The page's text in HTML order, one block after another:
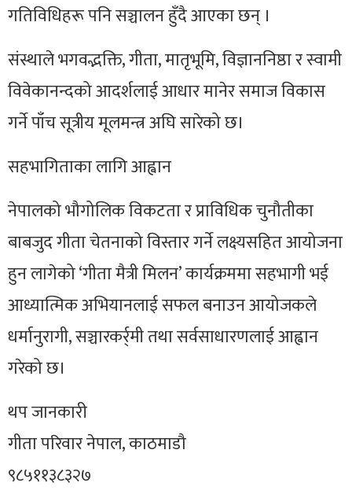
गतिविधिहरू पनि सञ्चालन हुँदै आएका छन् ।
संस्थाले भगवद्भक्ति, गीता, मातृभूमि, विज्ञाननिष्ठा र स्वामी
विवेकानन्दको आदर्शलाई आधार मानेर समाज विकास
गर्ने पाँच सूत्रीय मूलमन्त्र अघि सारेको छ।
सहभागिताका लागि आह्वान
नेपालको भौगोलिक विकटता र प्राविधिक चुनौतीका
बाबजुद गीता चेतनाको विस्तार गर्ने लक्ष्यसहित आयोजना
हुन लागेको ‘गीता मैत्री मिलन’ कार्यक्रममा सहभागी भई
आध्यात्मिक अभियानलाई सफल बनाउन आयोजकले
धर्मानुरागी, सञ्चारकर्र्मी तथा सर्वसाधारणलाई आह्वान
गरेको छ।
थप जानकारी
गीता परिवार नेपाल, काठमाडौ
९८५११३८३२७